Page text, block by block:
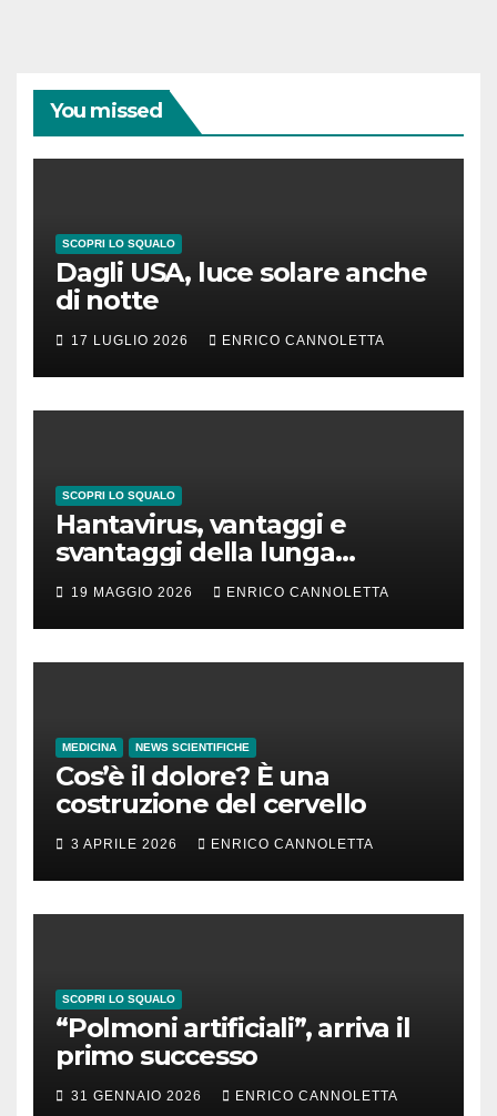
You missed
SCOPRI LO SQUALO
Dagli USA, luce solare anche
di notte
17 LUGLIO 2026 ENRICO CANNOLETTA
SCOPRI LO SQUALO
Hantavirus, vantaggi e
svantaggi della lunga
incubazione
19 MAGGIO 2026 ENRICO CANNOLETTA
MEDICINA NEWS SCIENTIFICHE
Cos’è il dolore? È una
costruzione del cervello
3 APRILE 2026 ENRICO CANNOLETTA
SCOPRI LO SQUALO
“Polmoni artificiali”, arriva il
primo successo
31 GENNAIO 2026 ENRICO CANNOLETTA